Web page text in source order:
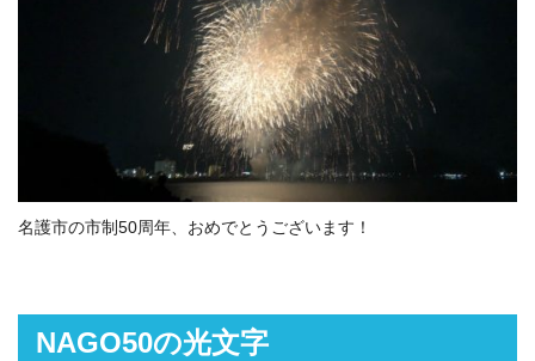
名護市の市制50周年、おめでとうございます！
NAGO50の光文字